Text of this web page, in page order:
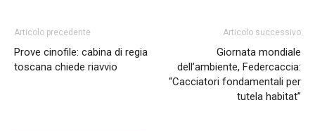
Articolo precedente
Prove cinofile: cabina di regia
toscana chiede riavvio
Articolo successivo
Giornata mondiale
dell’ambiente, Federcaccia:
“Cacciatori fondamentali per
tutela habitat”